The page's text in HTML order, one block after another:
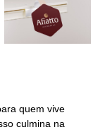
quem vive
culmina na